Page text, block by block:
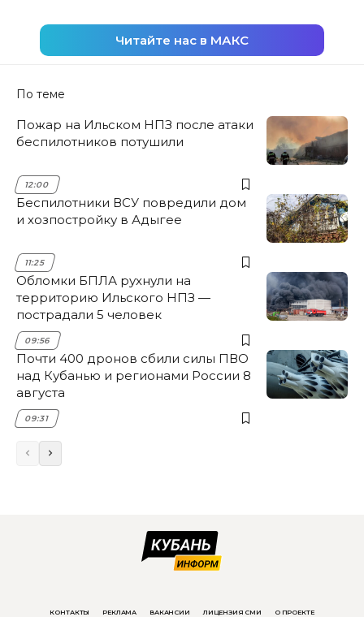
Читайте нас в МАКС
По теме
Пожар на Ильском НПЗ после атаки
беспилотников потушили
12:00
Беспилотники ВСУ повредили дом
и хозпостройку в Адыгее
11:25
Обломки БПЛА рухнули на
территорию Ильского НПЗ —
пострадали 5 человек
09:56
Почти 400 дронов сбили силы ПВО
над Кубанью и регионами России 8
августа
09:31
КОНТАКТЫ РЕКЛАМА ВАКАНСИИ ЛИЦЕНЗИЯ СМИ О ПРОЕКТЕ